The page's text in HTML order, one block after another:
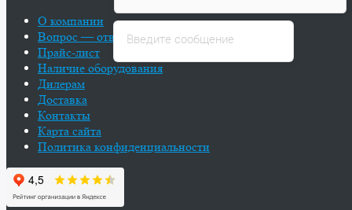
О компании
Вопрос — ответ
Прайс-лист
Наличие оборудования
Дилерам
Доставка
Контакты
Карта сайта
Политика конфиденциальности